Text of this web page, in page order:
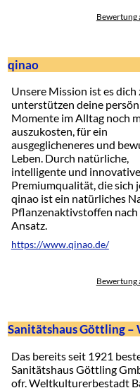
Bewertung
qinao
Unsere Mission ist es dich
unterstützen deine
Momente im Alltag noch
auszukosten, für ein
ausgeglicheneres und
Leben. Durch natürliche,
intelligente und
Premiumqualität, die sich
qinao ist ein natürliches
Pflanzenaktivstoffen
Ansatz.
https://www.qinao.de/
Bewertung
Sanitätshaus Göttling –
Das bereits seit 1921
Sanitätshaus Göttling
ofr. Weltkulturerbestadt